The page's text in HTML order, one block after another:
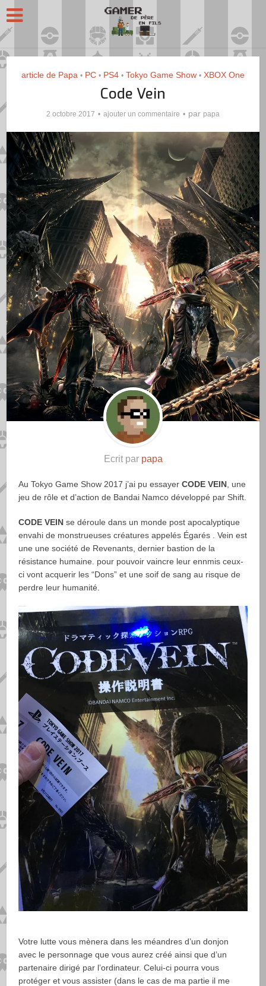
article de Papa • PC • PS4 • Tokyo Game Show • XBOX One
Code Vein
2 octobre 2017 ajouter un commentaire par papa
Ecrit par papa
Au Tokyo Game Show 2017 j’ai pu essayerCODE VEIN , une
jeu de rôle et d’action de Bandai Namco développé par Shift.
CODE VEIN se déroule dans un monde post apocalyptique
envahi de monstrueuses créatures appelés Égarés . Vein est
une une société de Revenants, dernier bastion de la
résistance humaine. pour pouvoir vaincre leur ennmis ceux-
ci vont acquerir les “Dons” et une soif de sang au risque de
perdre leur humanité.
Votre lutte vous mènera dans les méandres d’un donjon
avec le personnage que vous aurez créé ainsi que d’un
partenaire dirigé par l’ordinateur. Celui-ci pourra vous
protéger et vous assister (dans le cas de ma partie il me